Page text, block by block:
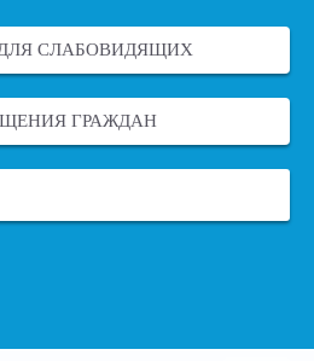
СЛАБОВИДЯЩИХ
ГРАЖДАН